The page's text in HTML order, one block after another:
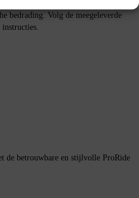
bedrading. Volg de meegeleverde
de betrouwbare en stijlvolle ProRide